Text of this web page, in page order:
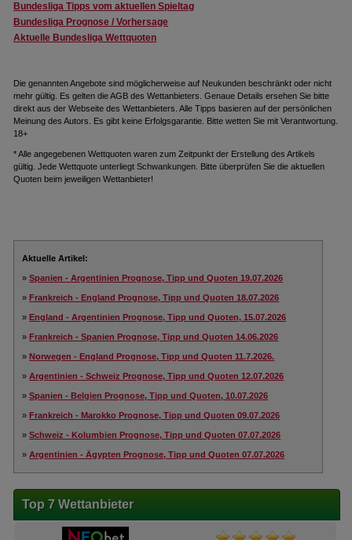
Bundesliga Tipps vom aktuellen Spieltag
Bundesliga Prognose / Vorhersage
Aktuelle Bundesliga Wettquoten
Die genannten Angebote sind möglicherweise auf Neukunden beschränkt oder nicht
mehr gültig. Es gelten die AGB des Wettanbieters. Genaue Details ersehen Sie bitte
direkt aus der Webseite des Wettanbieters. Alle Tipps basieren auf der persönlichen
Meinung des Autors. Es gibt keine Erfolgsgarantie. Bitte wetten Sie mit Verantwortung.
18+
* Alle angegebenen Wettquoten waren zum Zeitpunkt der Erstellung des Artikels
gültig. Jede Wettquote unterliegt Schwankungen. Bitte überprüfen Sie die aktuellen
Quoten beim jeweiligen Wettanbieter!
Aktuelle Artikel:
»Spanien - Argentinien Prognose, Tipp und Quoten 19.07.2026
»Frankreich - England Prognose, Tipp und Quoten 18.07.2026
»England - Argentinien Prognose, Tipp und Quoten, 15.07.2026
»Frankreich - Spanien Prognose, Tipp und Quoten 14.06.2026
»Norwegen - England Prognose, Tipp und Quoten 11.7.2026.
»Argentinien - Schweiz Prognose, Tipp und Quoten 12.07.2026
»Spanien - Belgien Prognose, Tipp und Quoten, 10.07.2026
»Frankreich - Marokko Prognose, Tipp und Quoten 09.07.2026
»Schweiz - Kolumbien Prognose, Tipp und Quoten 07.07.2026
»Argentinien - Ägypten Prognose, Tipp und Quoten 07.07.2026
Top 7 Wettanbieter